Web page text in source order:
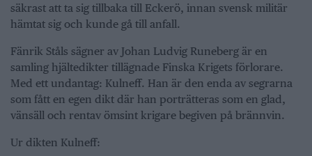
säkrast att ta sig tillbaka till Eckerö, innan svensk militär
hämtat sig och kunde gå till anfall.
Fänrik Ståls sägner av Johan Ludvig Runeberg är en
samling hjältedikter tillägnade Finska Krigets förlorare.
Med ett undantag: Kulneff. Han är den enda av segrarna
som fått en egen dikt där han porträtteras som en glad,
vänsäll och rentav ömsint krigare begiven på brännvin.
Ur dikten Kulneff: